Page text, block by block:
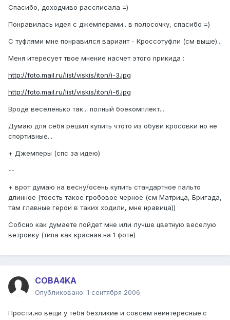
Спасибо, доходчиво рассписала =)
Понравилась идея с джемперами.. в полосочку, спасибо =)
С туфлями мне понравился вариант - Кроссотуфли (см выше)...
Меня итересует твое мнение насчет этого прикида :
http://foto.mail.ru/list/viskis/iton/i-3.jpg
http://foto.mail.ru/list/viskis/iton/i-6.jpg
Вроде веселенько так... полный боекомплект...
Думаю для себя решил купить чтото из обуви кросовки но не
спортивные...
+ Джемперы (спс за идею)
--
+ врот думаю на весну/осень купить стандартное пальто
длинное (тоесть такое гробовое черное (см Матрица, Бригада,
там главные герои в таких ходили, мне нравица))
Собсно как думаете пойдет мне или лучше цветную веселую
ветровку (типа как красная на 1 фоте)
COBA4KA
Опубликовано: 1 сентября 2006
Прости,но вещи у тебя безликие и совсем неинтересные.с